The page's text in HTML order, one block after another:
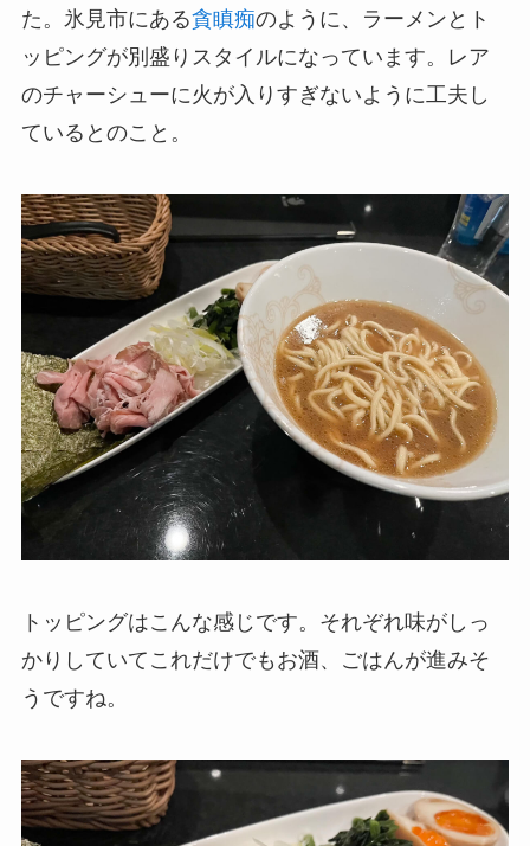
た。氷見市にある貪瞋痴のように、ラーメンとト
ッピングが別盛りスタイルになっています。レア
のチャーシューに火が入りすぎないように工夫し
ているとのこと。
トッピングはこんな感じです。それぞれ味がしっ
かりしていてこれだけでもお酒、ごはんが進みそ
うですね。